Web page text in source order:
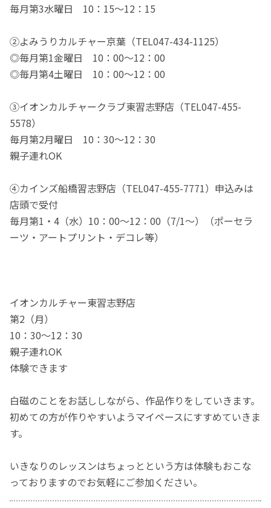
毎月第3水曜日 10：15～12：15
②よみうりカルチャー京葉（TEL047-434-1125）
◎毎月第1金曜日 10：00～12：00
◎毎月第4土曜日 10：00～12：00
③イオンカルチャークラブ東習志野店（TEL047-455-
5578）
毎月第2月曜日 10：30～12：30
親子連れOK
④カインズ船橋習志野店（TEL047-455-7771）申込みは
店頭で受付
毎月第1・4（水）10：00～12：00（7/1～）（ポーセラ
ーツ・アートプリント・デコレ等）
イオンカルチャー東習志野店
第2（月）
10：30～12：30
親子連れOK
体験できます
白磁のことをお話ししながら、作品作りをしていきます。
初めての方が作りやすいようマイペースにすすめていきま
す。
いきなりのレッスンはちょっとという方は体験もおこな
っておりますのでお気軽にご参加ください。